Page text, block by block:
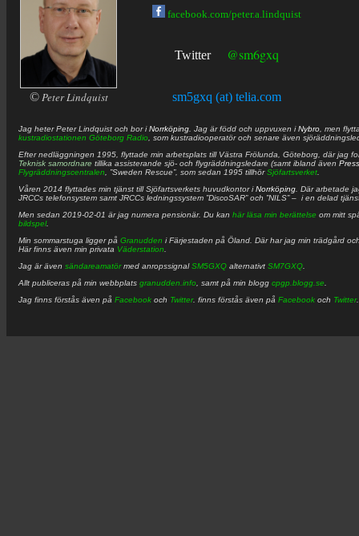
© Peter Lindquist
facebook.com/peter.a.lindquist
Twitter @sm6gxq
sm5gxq (at) telia.com
Jag heterPeter Lindquist och bor iNorrköping . Jag är född och uppvuxen iNybro , men
kustradiostationen Göteborg Radio , som kustradiooperatör och senare även
Efter nedläggningen 1995, flyttade min arbetsplats till Västra Frölunda, Göteborg, där jag
Teknisk samordnare tillika assisterande sjö- och flygräddningsledare (samt ibland även
Flygräddningscentralen , ”Sweden Rescue”, som sedan 1995 tillhörSjöfartsverket
Våren 2014 flyttades min tjänst till Sjöfartsverkets huvudkontor iNorrköping . Där arbetade
JRCCs telefonsystem samt JRCCs ledningssystem ”DiscoSAR” och ”NILS” – i en delad
Men sedan 2019-02-01 är jag numera pensionär. Du kan här läsa min berättelse om mitt
bildspel.
Min sommarstuga ligger på Granudden i Färjestaden på Öland. Där har jag min trädgård
Här finns även min privata Väderstation
Jag är även sändareamatörmed anropssignalSM5GXQ alternativt SM7GXQ
Allt publiceras på min webbplats granudden.info , samt på min blogg cpgp.blogg.se
Jag finns förstås även på Facebook och Twitter. finns förstås även på Facebook och Twitter.